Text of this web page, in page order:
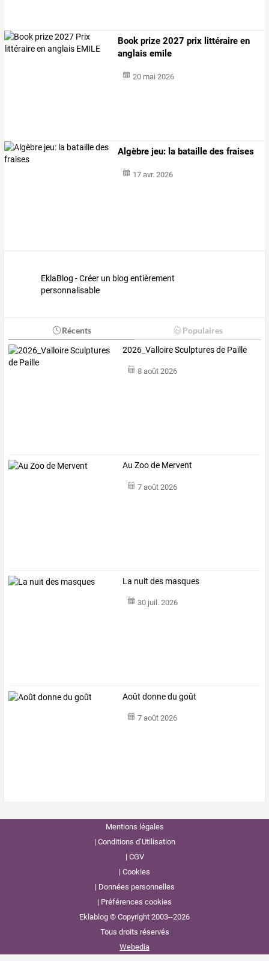
Book prize 2027 prix littéraire en
anglais emile
20 mai 2026
Algèbre jeu: la bataille des fraises
17 avr. 2026
EklaBlog - Créer un blog entièrement
personnalisable
Récents Populaires
2026_Valloire Sculptures de Paille
8 août 2026
Au Zoo de Mervent
7 août 2026
La nuit des masques
30 juil. 2026
Août donne du goût
7 août 2026
Mentions légales
Conditions d’Utilisation
CGV
Cookies
Données personnelles
Préférences cookies
Eklablog © Copyright 2003--2026
Tous droits réservés
Webedia